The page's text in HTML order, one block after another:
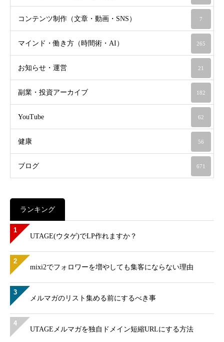
コンテンツ制作（文章・動画・SNS） 7
マインド・働き方（時間術・AI） 265
お知らせ・運営 21
副業・投資アーカイブ 182
YouTube 62
健康 56
ブログ 671
ランキング
1
UTAGE(ウタゲ)でLP作れますか？
2
mixi2でフォロワーを増やしても集客にならない理由
3
メルマガのリスト集める前にするべき事
4
UTAGEメルマガを独自ドメイン短縮URLにする方法